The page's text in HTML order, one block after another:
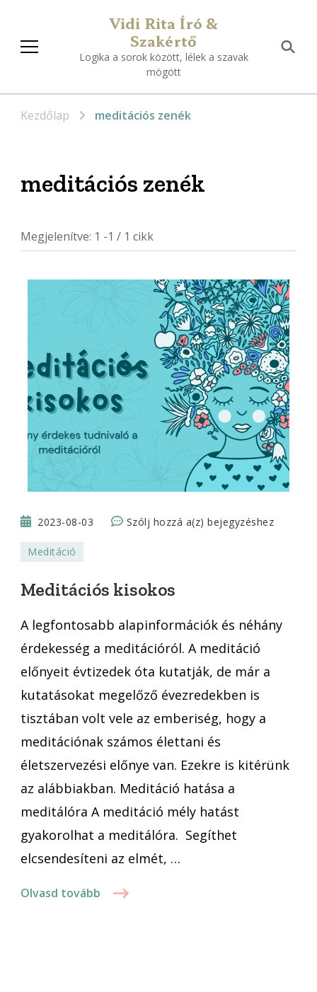
Vidi Rita Író &
Szakértő
Logika a sorok között, lélek a szavak
mögött
Kezdőlap meditációs zenék
meditációs zenék
Megjelenítve: 1 -1 / 1 cikk
2023-08-03 Szólj hozzá a(z)Meditációs
bejegyzéshez
Meditáció
Meditációs kisokos
A legfontosabb alapinformációk és néhány
érdekesség a meditációról. A meditáció
előnyeit évtizedek óta kutatják, de már a
kutatásokat megelőző évezredekben is
tisztában volt vele az emberiség, hogy a
meditációnak számos élettani és
életszervezési előnye van. Ezekre is kitérünk
az alábbiakban. Meditáció hatása a
meditálóra A meditáció mély hatást
gyakorolhat a meditálóra. Segíthet
elcsendesíteni az elmét, …
Olvasd tovább